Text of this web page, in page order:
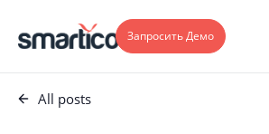
Запросить Демо
All posts